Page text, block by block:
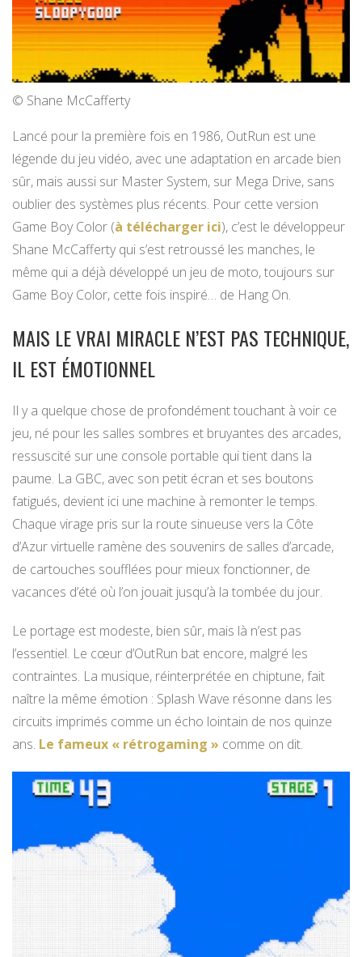
© Shane McCafferty
Lancé pour la première fois en 1986, OutRun est une
légende du jeu vidéo, avec une adaptation en arcade bien
sûr, mais aussi sur Master System, sur Mega Drive, sans
oublier des systèmes plus récents. Pour cette version
Game Boy Color (à télécharger ici), c’est le développeur
Shane McCafferty qui s’est retroussé les manches, le
même qui a déjà développé un jeu de moto, toujours sur
Game Boy Color, cette fois inspiré… de Hang On.
MAIS LE VRAI MIRACLE N’EST PAS TECHNIQUE,
IL EST ÉMOTIONNEL
Il y a quelque chose de profondément touchant à voir ce
jeu, né pour les salles sombres et bruyantes des arcades,
ressuscité sur une console portable qui tient dans la
paume. La GBC, avec son petit écran et ses boutons
fatigués, devient ici une machine à remonter le temps.
Chaque virage pris sur la route sinueuse vers la Côte
d’Azur virtuelle ramène des souvenirs de salles d’arcade,
de cartouches soufflées pour mieux fonctionner, de
vacances d’été où l’on jouait jusqu’à la tombée du jour.
Le portage est modeste, bien sûr, mais là n’est pas
l’essentiel. Le cœur d’OutRun bat encore, malgré les
contraintes. La musique, réinterprétée en chiptune, fait
naître la même émotion : Splash Wave résonne dans les
circuits imprimés comme un écho lointain de nos quinze
ans. Le fameux « rétrogaming » comme on dit.